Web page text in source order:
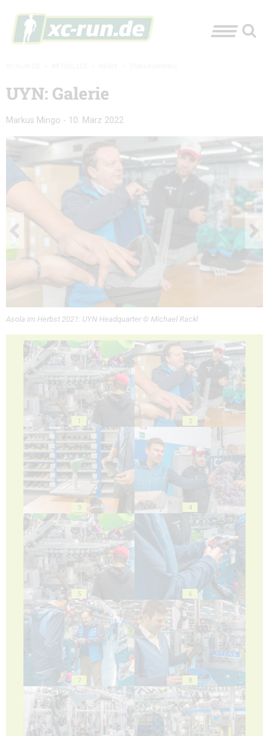
UYN: Galerie
Markus Mingo - 10. März 2022
Asola im Herbst 2021: UYN Headquarter © Michael Rackl
1 2
3 4
5 6
7 8